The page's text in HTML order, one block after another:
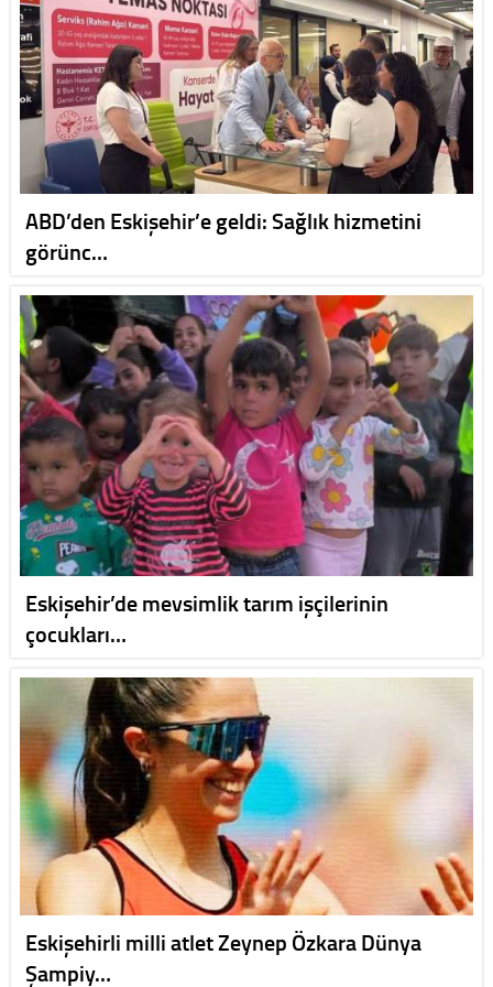
ABD’den Eskişehir’e geldi: Sağlık hizmetini
görünc…
Eskişehir’de mevsimlik tarım işçilerinin
çocukları…
Eskişehirli milli atlet Zeynep Özkara Dünya
Şampiy…